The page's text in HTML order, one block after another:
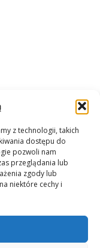
z technologii, takich
dostępu do
pozwoli nam
przeglądania lub
zgody lub
niektóre cechy i